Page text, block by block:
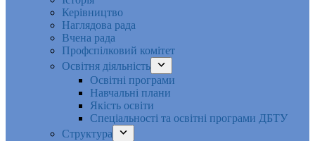
Керівництво
Наглядова рада
Вчена рада
Профспілковий комітет
Освітня діяльність
Освітні програми
Навчальні плани
Якість освіти
Спеціальності та освітні програми ДБТУ
Структура